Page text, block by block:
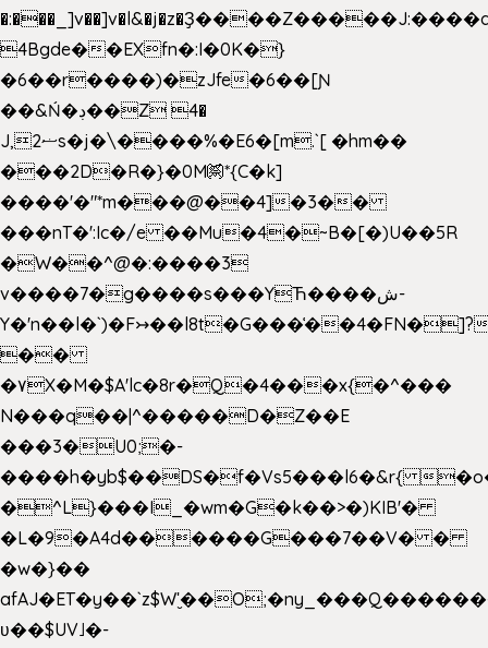
4Bgde��EXfn�:I�0K�}
�6��r����)�zJfe�6��[Ɲ
��&Ń�ڊ��Z 4�
J,ޟ2s�j�\����%�E6�[m.`[ �hm��
���2D�R�}�0M㉀*{C�k]
����'�"*m���@��4]�3��
���nT�':Ic�/e ��Mu�4�~B�[�)U��5R
�W��^@�:����3
v����7�g����s���YЋ����ش-
Y�'n��l�`)�F↣��l8t�G���͑��4�FN�]?
��
�۷X�M�$A'lc�8r�Q�4���x{�^���
N���q��|^�����D�Z��E
���3�U0;�-
����h�yb$��DS�f�Vs5���l6�&r{
�^L}���I_�wm�G�k��>�)KIB'�
�L�9�A4d������G���7��V� �
�w�}��
ʋ��$UV˩�-